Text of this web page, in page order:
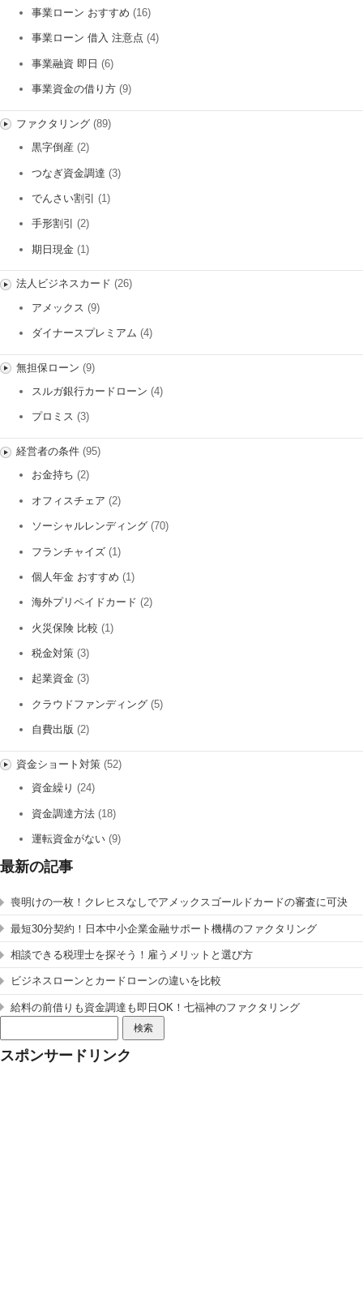
事業ローン おすすめ (16)
事業ローン 借入 注意点 (4)
事業融資 即日 (6)
事業資金の借り方 (9)
ファクタリング(89)
黒字倒産 (2)
つなぎ資金調達 (3)
でんさい割引 (1)
手形割引 (2)
期日現金 (1)
法人ビジネスカード (26)
アメックス (9)
ダイナースプレミアム (4)
無担保ローン (9)
スルガ銀行カードローン (4)
プロミス (3)
経営者の条件(95)
お金持ち (2)
オフィスチェア (2)
ソーシャルレンディング (70)
フランチャイズ (1)
個人年金 おすすめ (1)
海外プリペイドカード (2)
火災保険 比較 (1)
税金対策 (3)
起業資金 (3)
クラウドファンディング (5)
自費出版 (2)
資金ショート対策(52)
資金繰り (24)
資金調達方法 (18)
運転資金がない (9)
最新の記事
喪明けの一枚！クレヒスなしでアメックスゴールドカードの審査に可決
最短30分契約！日本中小企業金融サポート機構のファクタリング
相談できる税理士を探そう！雇うメリットと選び方
ビジネスローンとカードローンの違いを比較
給料の前借りも資金調達も即日OK！七福神のファクタリング
索:
スポンサードリンク